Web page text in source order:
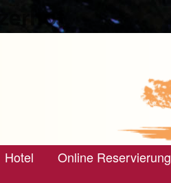
Hotel Online Reservierung